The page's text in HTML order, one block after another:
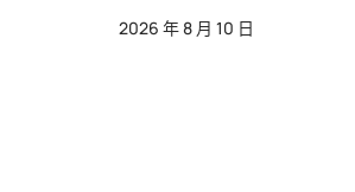
2026 年 8 月 10 日